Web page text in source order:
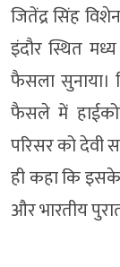
जितेंद्र सिंह
इंदौर स्थित
फैसला सुनाया।
फैसले में
परिसर को देवी
ही कहा कि
और भारतीय